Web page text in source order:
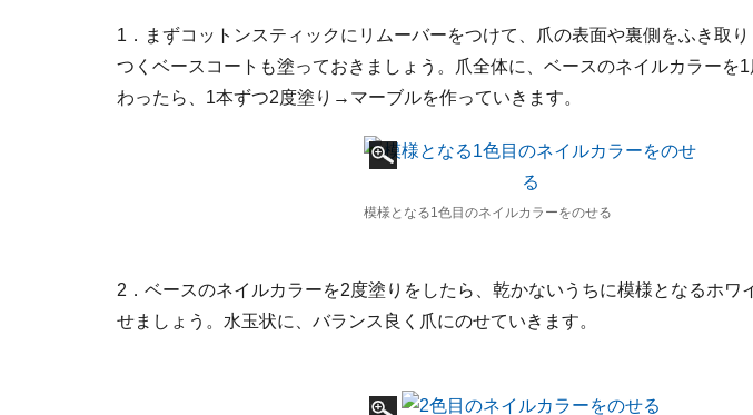
1．まずコットンスティックにリムーバーをつけて、爪の表面や裏側をふき取
つくベースコートも塗っておきましょう。爪全体に、ベースのネイルカラーを
わったら、1本ずつ2度塗り→マーブルを作っていきます。
模様となる1色目のネイルカラーをのせる
2．ベースのネイルカラーを2度塗りをしたら、乾かないうちに模様となるホワ
せましょう。水玉状に、バランス良く爪にのせていきます。